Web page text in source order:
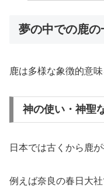
夢の中での鹿の
鹿は多様な象徴的意味
神の使い・神聖
日本では古くから鹿
例えば奈良の春日大